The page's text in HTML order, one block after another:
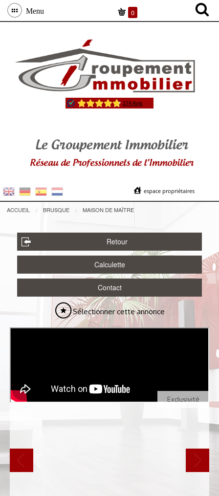
Menu 0
espace propriétaires
ACCUEIL BRUSQUE MAISON DE MAÎTRE
Retour
Calculette
Contact
Sélectionner cette annonce
Exclusivité